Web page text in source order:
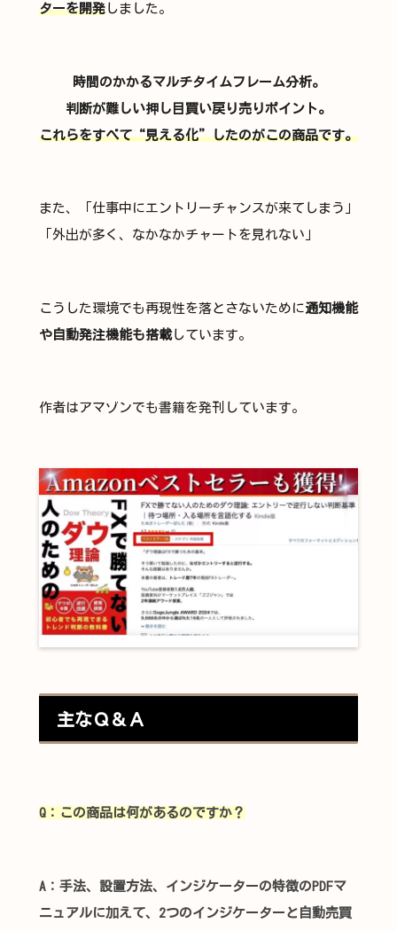
ターを開発 しました。
時間のかかるマルチタイムフレーム分析。
判断が難しい押し目買い戻り売りポイント。
これらをすべて“見える化”したのがこの商品です。
また、「仕事中にエントリーチャンスが来てしまう」
「外出が多く、なかなかチャートを見れない」
こうした環境でも再現性を落とさないために 通知機能
や自動発注機能も搭載しています。
作者はアマゾンでも書籍を発刊しています。
主なＱ＆Ａ
Q：この商品は何があるのですか？
A： 手法、設置方法、インジケーターの特徴のPDFマ
ニュアルに加えて、2つのインジケーターと自動売買